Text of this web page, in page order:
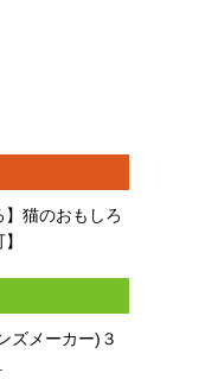
】猫のおもしろ
ズメーカー)３